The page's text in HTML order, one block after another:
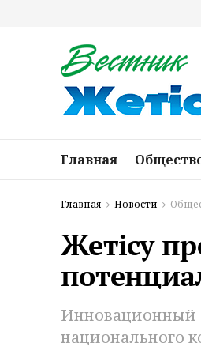
Главная
Главная Новости
Жетісу
Инновационный
национального